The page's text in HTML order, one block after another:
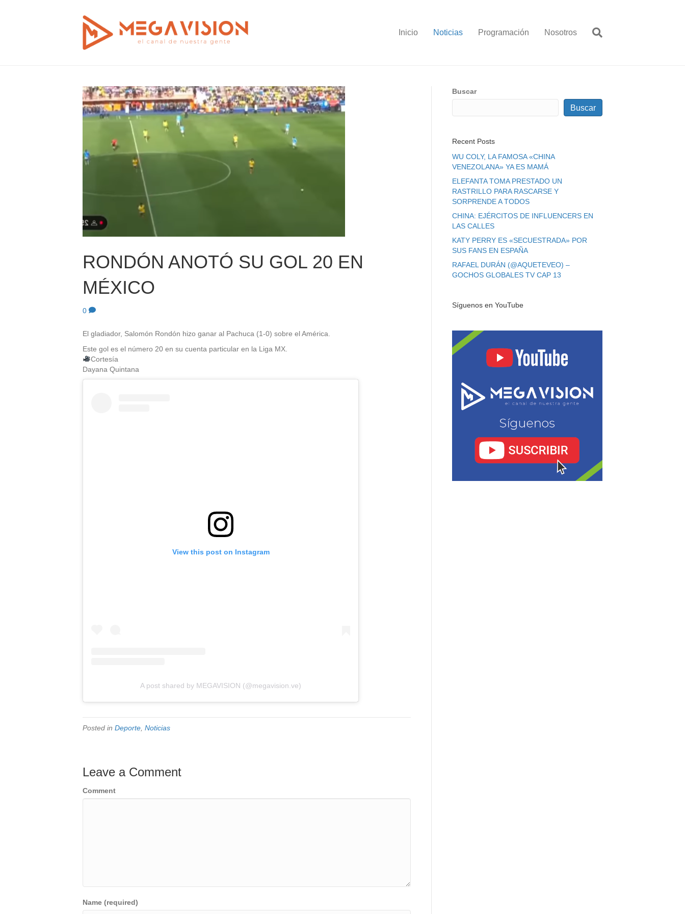
Inicio Noticias Programación Nosotros
RONDÓN ANOTÓ SU GOL 20 EN
MÉXICO
0
El gladiador, Salomón Rondón hizo ganar al Pachuca (1-0) sobre el América.
Este gol es el número 20 en su cuenta particular en la Liga MX.
Cortesía
Dayana Quintana
View this post on Instagram
A post shared by MEGAVISION (@megavision.ve)
Posted in Deporte Noticias
Leave a Comment
Comment
Name (required)
Buscar
Buscar
Recent Posts
WU COLY, LA FAMOSA «CHINA
VENEZOLANA» YA ES MAMÁ
ELEFANTA TOMA PRESTADO UN
RASTRILLO PARA RASCARSE Y
SORPRENDE A TODOS
CHINA: EJÉRCITOS DE INFLUENCERS EN
LAS CALLES
KATY PERRY ES «SECUESTRADA» POR
SUS FANS EN ESPAÑA
RAFAEL DURÁN (@AQUETEVEO) –
GOCHOS GLOBALES TV CAP 13
Síguenos en YouTube